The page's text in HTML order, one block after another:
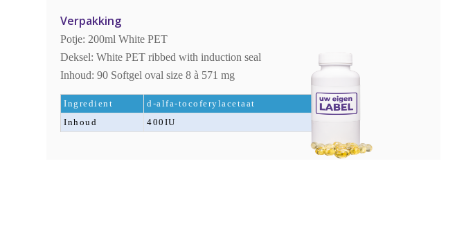
Verpakking
Potje: 200ml White PET
Deksel: White PET ribbed with induction seal
Inhoud: 90 Softgel oval size 8 à 571 mg
Ingredient
d-alfa-tocoferylacetaat
Inhoud
400IU